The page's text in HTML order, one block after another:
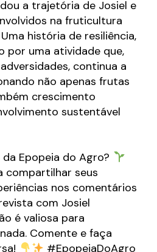
a trajetória de Josiel e
na fruticultura
história de resiliência,
por uma atividade que,
continua a
não apenas frutas
crescimento
sustentável
Epopeia do Agro?
compartilhar seus
nos comentários
com Josiel
é valiosa para
Comente e faça
#EpopeiaDoAgro